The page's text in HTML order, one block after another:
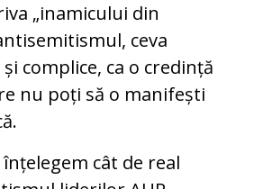
„inamicului din
ceva
complice, ca o credință
nu poți să o manifești
înțelegem cât de real